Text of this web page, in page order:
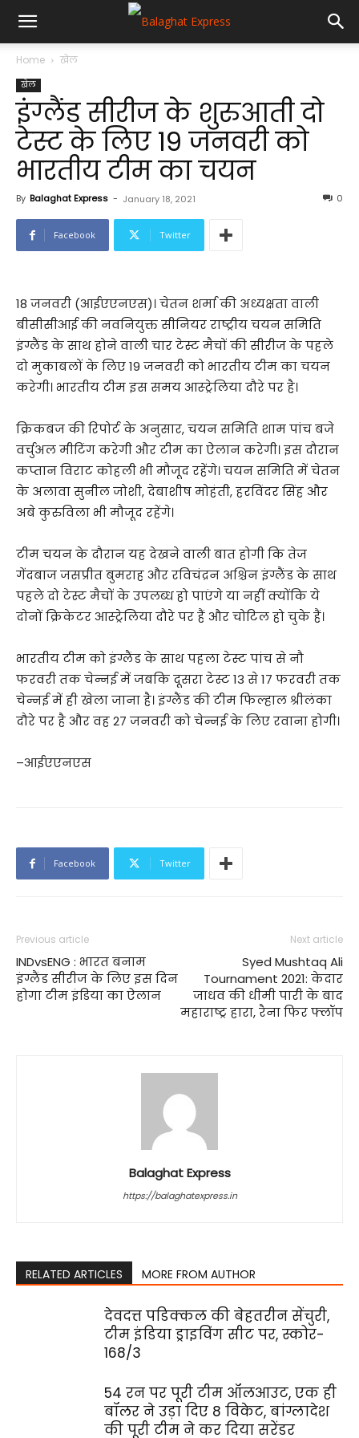
Home खेल
खेल
इंग्लैंड सीरीज के शुरुआती दो
टेस्ट के लिए 19 जनवरी को
भारतीय टीम का चयन
By Balaghat Express - January 18, 2021 0
Facebook Twitter
18 जनवरी (आईएएनएस)। चेतन शर्मा की अध्यक्षता वाली
बीसीसीआई की नवनियुक्त सीनियर राष्ट्रीय चयन समिति
इंग्लैंड के साथ होने वाली चार टेस्ट मैचों की सीरीज के पहले
दो मुकाबलों के लिए 19 जनवरी को भारतीय टीम का चयन
करेगी। भारतीय टीम इस समय आस्ट्रेलिया दौरे पर है।
क्रिकबज की रिपोर्ट के अनुसार, चयन समिति शाम पांच बजे
वर्चुअल मीटिंग करेगी और टीम का ऐलान करेगी। इस दौरान
कप्तान विराट कोहली भी मौजूद रहेंगे। चयन समिति में चेतन
के अलावा सुनील जोशी, देबाशीष मोहंती, हरविंदर सिंह और
अबे कुरुविला भी मौजूद रहेंगे।
टीम चयन के दौरान यह देखने वाली बात होगी कि तेज
गेंदबाज जसप्रीत बुमराह और रविचंद्रन अश्चिन इंग्लैंड के साथ
पहले दो टेस्ट मैचों के उपलब्ध हो पाएंगे या नहीं क्योंकि ये
दोनों क्रिकेटर आस्ट्रेलिया दौरे पर हैं और चोटिल हो चुके हैं।
भारतीय टीम को इंग्लैंड के साथ पहला टेस्ट पांच से नौ
फरवरी तक चेन्नई में जबकि दूसरा टेस्ट 13 से 17 फरवरी तक
चेन्नई में ही खेला जाना है। इंग्लैंड की टीम फिल्हाल श्रीलंका
दौरे पर है और वह 27 जनवरी को चेन्नई के लिए रवाना होगी।
–आईएएनएस
Facebook Twitter
Previous article
INDvsENG : भारत बनाम
इंग्लैंड सीरीज के लिए इस दिन
होगा टीम इंडिया का ऐलान
Next article
Syed Mushtaq Ali
Tournament 2021: केदार
जाधव की धीमी पारी के बाद
महाराष्ट्र हारा, रैना फिर फ्लॉप
Balaghat Express
https://balaghatexpress.in
RELATED ARTICLES MORE FROM AUTHOR
देवदत्त पडिक्कल की बेहतरीन सेंचुरी,
टीम इंडिया ड्राइविंग सीट पर, स्कोर-
168/3
54 रन पर पूरी टीम ऑलआउट, एक ही
बॉलर ने उड़ा दिए 8 विकेट, बांग्लादेश
की पूरी टीम ने कर दिया सरेंडर